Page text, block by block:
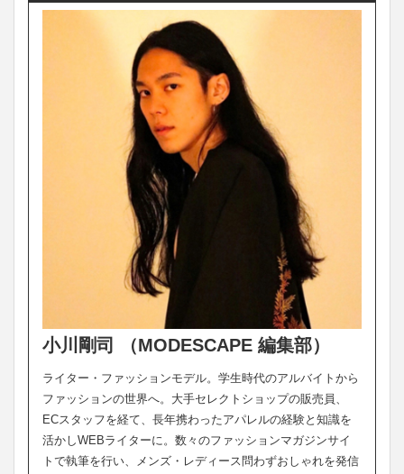
小川剛司 （MODESCAPE 編集部）
ライター・ファッションモデル。学生時代のアルバイトから
ファッションの世界へ。大手セレクトショップの販売員、
ECスタッフを経て、長年携わったアパレルの経験と知識を
活かしWEBライターに。数々のファッションマガジンサイ
トで執筆を行い、メンズ・レディース問わずおしゃれを発信